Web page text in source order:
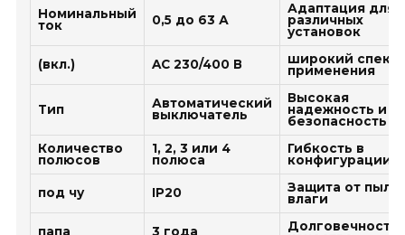
Номинальный
ток
0,5 до 63 А
Адаптация для
различных
установок
(вкл.) AC 230/400 В
широкий
применения
Тип
Автоматический
выключатель
Высокая
надежность и
безопасность
Количество
полюсов
1, 2, 3 или 4
полюса
Гибкость в
конфигурации
под чу IP20
Защита от пыли
влаги
папа 3 года
Долговечность